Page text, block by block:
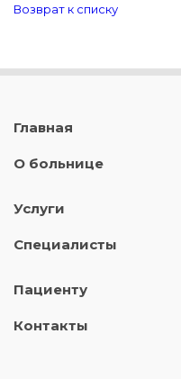
Возврат к списку
Главная
О больнице
Услуги
Специалисты
Пациенту
Контакты